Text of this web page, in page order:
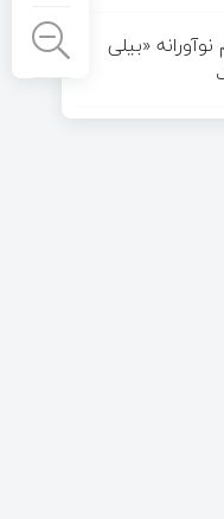
«بیلی